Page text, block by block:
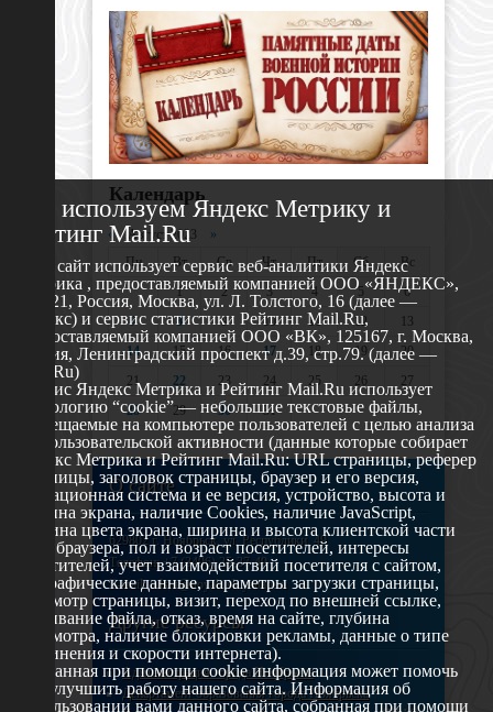
Календарь
«Август 2023 »
Пн
Вт Ср Чт Пт Сб
Вс
1
2 3 4 5
6
7
8 9 10 11 12
13
14
15 16 17 18 19
20
21
22 23 24 25 26
27
28
29 30 31
О сайте
629802 г. Ноябрьск, ул. Республики, 49
Телефон: +7 (3496) 35-37-49
E-mail: udsm@noyabrsk.yanao.ru
Другие ресурсы
Администрация города Ноябрьска
Департамент образования города Ноябрьска
Мы используем Яндекс Метрику и
Рейтинг Mail.Ru
Этот сайт использует сервис веб-аналитики Яндекс
Метрика , предоставляемый компанией ООО «ЯНДЕКС»,
119021, Россия, Москва, ул. Л. Толстого, 16 (далее —
Яндекс) и сервис статистики Рейтинг Mail.Ru,
предоставляемый компанией ООО «ВК», 125167, г. Москва,
Россия, Ленинградский проспект д.39, стр.79. (далее —
Mail.Ru)
Сервис Яндекс Метрика и Рейтинг Mail.Ru использует
технологию “cookie” — небольшие текстовые файлы,
размещаемые на компьютере пользователей с целью анализа
их пользовательской активности (данные которые собирает
Яндекс Метрика и Рейтинг Mail.Ru: URL страницы, реферер
страницы, заголовок страницы, браузер и его версия,
операционная система и ее версия, устройство, высота и
ширина экрана, наличие Cookies, наличие JavaScript,
глубина цвета экрана, ширина и высота клиентской части
окна браузера, пол и возраст посетителей, интересы
посетителей, учет взаимодействий посетителя с сайтом,
географические данные, параметры загрузки страницы,
просмотр страницы, визит, переход по внешней ссылке,
cкачивание файла, отказ, время на сайте, глубина
просмотра, наличие блокировки рекламы, данные о типе
соединения и скорости интернета).
Собранная при помощи cookie информация может помочь
нам улучшить работу нашего сайта. Информация об
использовании вами данного сайта, собранная при помощи